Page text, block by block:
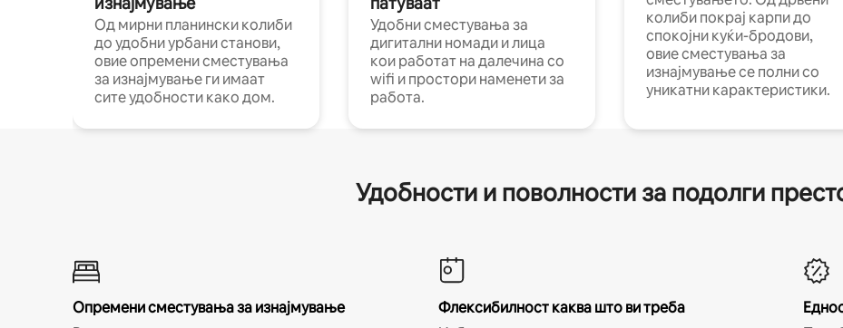
Од мирни планински колиби
до удобни урбани станови,
овие опремени сместувања
за изнајмување ги имаат
сите удобности како дом.
Удобни сместувања за
дигитални номади и лица
кои работат на далечина со
wifi и простори наменети за
работа.
колиби покрај карпи до
спокојни куќи-бродови,
овие сместувања за
изнајмување се полни со
уникатни карактеристики.
Удобности и поволности за подолги
Опремени сместувања за изнајмување
Флексибилност каква што ви треба